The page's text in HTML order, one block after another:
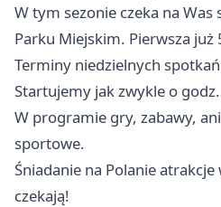
W tym sezonie czeka na
Parku Miejskim. Pierwsza już
Terminy niedzielnych
Startujemy jak zwykle o
W programie gry, zabawy,
sportowe.
Śniadanie na Polanie
czekają!